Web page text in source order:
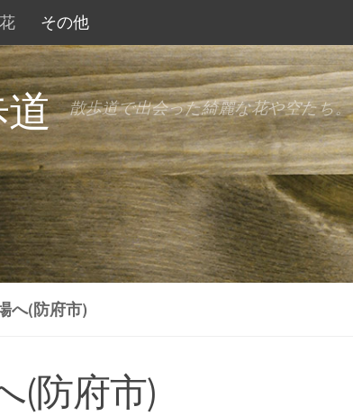
花 その他
散歩道で出会った綺麗な花や空たち。
へ(防府市)
(防府市)